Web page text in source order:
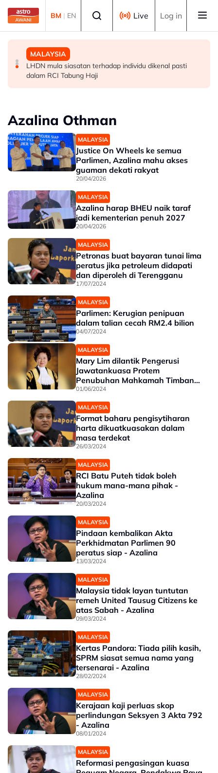
Skip to main content
BM | EN Live Log in
POLITIK
Exco Negeri Sembilan: Risiko kemungkinan wujud 'dua
pusat pengaruh' - Mujibu
DUNIA
7 maut, 15 cedera dalam insiden tembakan di sekolah
Thailand
MALAYSIA
LHDN mula siasatan terhadap individu dikenal pasti
dalam RCI Tabung Haji
Azalina Othman
MALAYSIA
Justice On Wheels ke semua
Parlimen, Azalina mahu akses
guaman dekati rakyat
20/04/2026
MALAYSIA
Azalina harap BHEU naik taraf
jadi kementerian penuh 2027
20/04/2026
MALAYSIA
Petronas buat bayaran tunai lima
peratus jika petroleum didapati
dan diperoleh di Terengganu
17/07/2024
MALAYSIA
Parlimen: Kerugian penipuan
dalam talian cecah RM2.4 bilion
04/07/2024
MALAYSIA
Mary Lim dilantik Pengerusi
Jawatankuasa Protem
Penubuhan Mahkamah Timbang
Tara AIAC
01/06/2024
MALAYSIA
Format baharu pengisytiharan
harta dikuatkuasakan dalam
masa terdekat
26/03/2024
MALAYSIA
RCI Batu Puteh tidak boleh
hukum mana-mana pihak -
Azalina
20/03/2024
MALAYSIA
Pindaan kembalikan Akta
Perkhidmatan Parlimen 90
peratus siap - Azalina
13/03/2024
MALAYSIA
Malaysia tidak layan tuntutan
remeh United Tausug Citizens ke
atas Sabah - Azalina
09/03/2024
MALAYSIA
Kertas Pandora: Tiada pilih kasih,
SPRM siasat semua nama yang
tersenarai - Azalina
28/02/2024
MALAYSIA
Kerajaan kaji perluas skop
perlindungan Seksyen 3 Akta 792
- Azalina
08/01/2024
MALAYSIA
Reformasi pengasingan kuasa